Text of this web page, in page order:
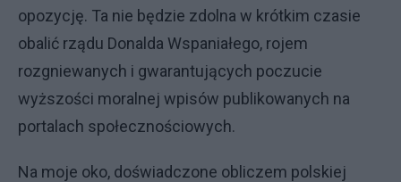
opozycję. Ta nie będzie zdolna w krótkim czasie
obalić rządu Donalda Wspaniałego, rojem
rozgniewanych i gwarantujących poczucie
wyższości moralnej wpisów publikowanych na
portalach społecznościowych.
Na moje oko, doświadczone obliczem polskiej